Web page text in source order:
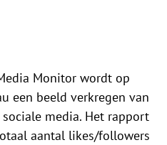
Monitor wordt op
een beeld verkregen van
media. Het rapport
aantal likes/followers